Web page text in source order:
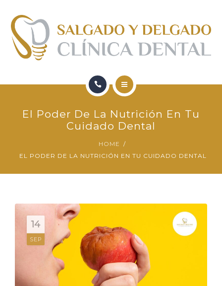
QUIENES SOMOS
CONTACTO
BLOG
SERVICIOS
BLOG
El Poder De La Nutrición En Tu
Cuidado Dental
HOME
EL PODER DE LA NUTRICIÓN EN TU CUIDADO DENTAL
14
SEP